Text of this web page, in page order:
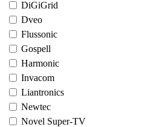
DiGiGrid
Dveo
Flussonic
Gospell
Harmonic
Invacom
Liantronics
Newtec
Novel Super-TV